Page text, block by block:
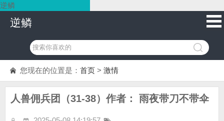
逆鳞
逆鳞
您现在的位置是： 首页 > 激情
人兽佣兵团（31-38）作者： 雨夜带刀不带伞